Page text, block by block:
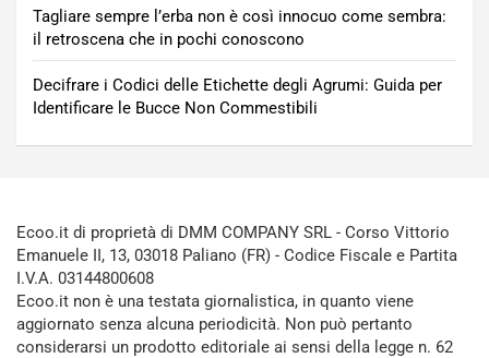
Tagliare sempre l’erba non è così innocuo come sembra:
il retroscena che in pochi conoscono
Decifrare i Codici delle Etichette degli Agrumi: Guida per
Identificare le Bucce Non Commestibili
Ecoo.it di proprietà di DMM COMPANY SRL - Corso Vittorio
Emanuele II, 13, 03018 Paliano (FR) - Codice Fiscale e Partita
I.V.A. 03144800608
Ecoo.it non è una testata giornalistica, in quanto viene
aggiornato senza alcuna periodicità. Non può pertanto
considerarsi un prodotto editoriale ai sensi della legge n. 62